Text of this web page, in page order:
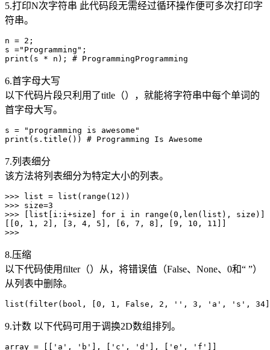
5.打印N次字符串 此代码段无需经过循环操作便可多次打印字
符串。
n = 2;
s ="Programming";
6.首字母大写
以下代码片段只利用了title（），就能将字符串中每个单词的
首字母大写。
s = "programming is awesome"
7.列表细分
该方法将列表细分为特定大小的列表。
>>> list = list(range(12))
>>> size=3
>>> [list[i:i+size] for i in range(0,len(list), size)]
[[0, 1, 2], [3, 4, 5], [6, 7, 8], [9, 10, 11]]
8.压缩
以下代码使用filter（）从，将错误值（False、None、0和“ ”）
从列表中删除。
9.计数 以下代码可用于调换2D数组排列。
array = [['a', 'b'], ['c', 'd'], ['e', 'f']]